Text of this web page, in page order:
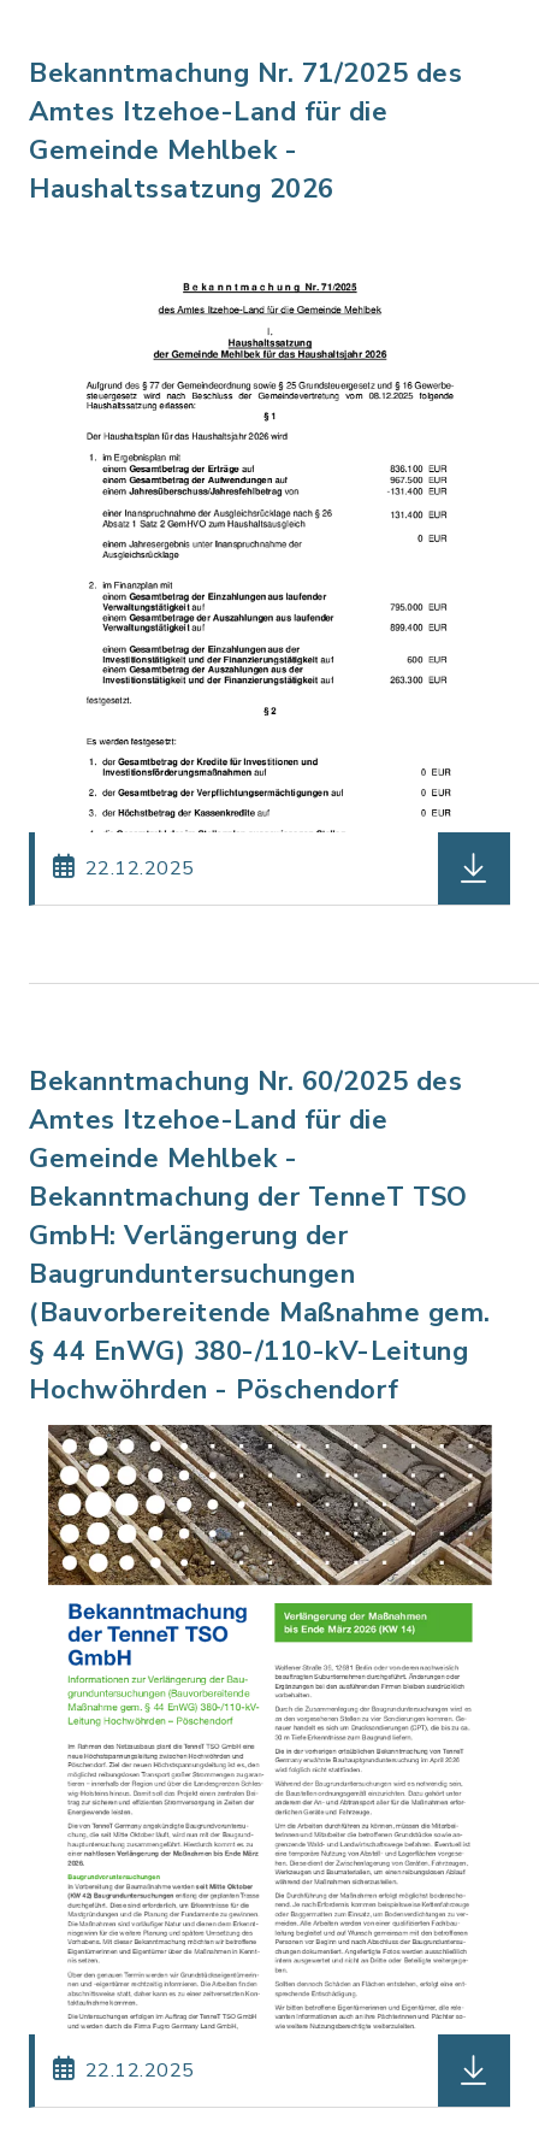
Bekanntmachung Nr. 71/2025 des
Amtes Itzehoe-Land für die
Gemeinde Mehlbek -
Haushaltssatzung 2026
22.12.2025
Bekanntmachung Nr. 60/2025 des
Amtes Itzehoe-Land für die
Gemeinde Mehlbek -
Bekanntmachung der TenneT TSO
GmbH: Verlängerung der
Baugrunduntersuchungen
(Bauvorbereitende Maßnahme gem.
§ 44 EnWG) 380-/110-kV-Leitung
Hochwöhrden - Pöschendorf
22.12.2025